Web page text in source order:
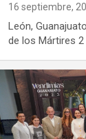
16 septiembre,
León,
de los Mártires 2